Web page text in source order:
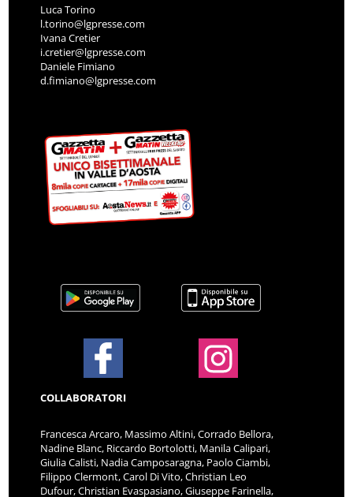
Luca Torino
l.torino@lgpresse.com
Ivana Cretier
i.cretier@lgpresse.com
Daniele Fimiano
d.fimiano@lgpresse.com
COLLABORATORI
Francesca Arcaro, Massimo Altini, Corrado Bellora,
Nadine Blanc, Riccardo Bortolotti, Manila Calipari,
Giulia Calisti, Nadia Camposaragna, Paolo Ciambi,
Filippo Clermont, Carol Di Vito, Christian Leo
Dufour, Christian Evaspasiano, Giuseppe Farinella,